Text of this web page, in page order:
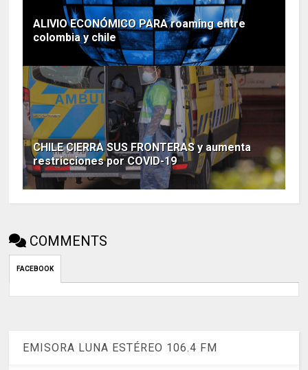
ALIVIO ECONÓMICO PARA roaming entre
colombia y chile
CHILE CIERRA SUS FRONTERAS y aumenta
restricciones por COVID-19
COMMENTS
FACEBOOK
EMISORA LUNA ESTÉREO 106.4 FM